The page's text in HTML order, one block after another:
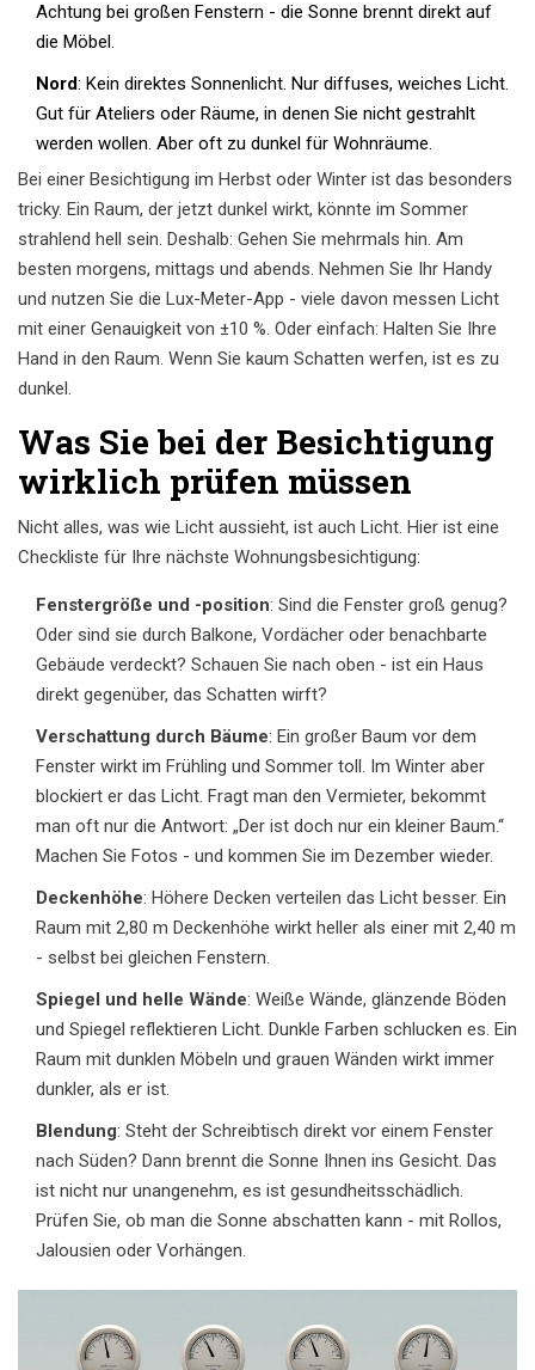
Achtung bei großen Fenstern - die Sonne brennt direkt auf
die Möbel.
Nord: Kein direktes Sonnenlicht. Nur diffuses, weiches Licht.
Gut für Ateliers oder Räume, in denen Sie nicht gestrahlt
werden wollen. Aber oft zu dunkel für Wohnräume.
Bei einer Besichtigung im Herbst oder Winter ist das besonders
tricky. Ein Raum, der jetzt dunkel wirkt, könnte im Sommer
strahlend hell sein. Deshalb: Gehen Sie mehrmals hin. Am
besten morgens, mittags und abends. Nehmen Sie Ihr Handy
und nutzen Sie die Lux-Meter-App - viele davon messen Licht
mit einer Genauigkeit von ±10 %. Oder einfach: Halten Sie Ihre
Hand in den Raum. Wenn Sie kaum Schatten werfen, ist es zu
dunkel.
Was Sie bei der Besichtigung
wirklich prüfen müssen
Nicht alles, was wie Licht aussieht, ist auch Licht. Hier ist eine
Checkliste für Ihre nächste Wohnungsbesichtigung:
Fenstergröße und -position: Sind die Fenster groß genug?
Oder sind sie durch Balkone, Vordächer oder benachbarte
Gebäude verdeckt? Schauen Sie nach oben - ist ein Haus
direkt gegenüber, das Schatten wirft?
Verschattung durch Bäume: Ein großer Baum vor dem
Fenster wirkt im Frühling und Sommer toll. Im Winter aber
blockiert er das Licht. Fragt man den Vermieter, bekommt
man oft nur die Antwort: „Der ist doch nur ein kleiner Baum.“
Machen Sie Fotos - und kommen Sie im Dezember wieder.
Deckenhöhe: Höhere Decken verteilen das Licht besser. Ein
Raum mit 2,80 m Deckenhöhe wirkt heller als einer mit 2,40 m
- selbst bei gleichen Fenstern.
Spiegel und helle Wände: Weiße Wände, glänzende Böden
und Spiegel reflektieren Licht. Dunkle Farben schlucken es. Ein
Raum mit dunklen Möbeln und grauen Wänden wirkt immer
dunkler, als er ist.
Blendung: Steht der Schreibtisch direkt vor einem Fenster
nach Süden? Dann brennt die Sonne Ihnen ins Gesicht. Das
ist nicht nur unangenehm, es ist gesundheitsschädlich.
Prüfen Sie, ob man die Sonne abschatten kann - mit Rollos,
Jalousien oder Vorhängen.